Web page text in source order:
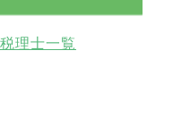
理士一覧